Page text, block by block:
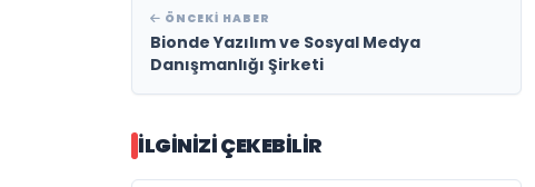
ÖNCEKI HABER
Bionde Yazılım ve Sosyal Medya
Danışmanlığı Şirketi
İLGINIZI ÇEKEBILIR